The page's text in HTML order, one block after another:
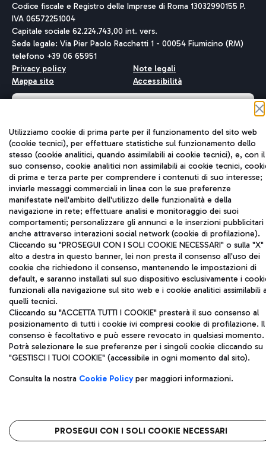
Codice fiscale e Registro delle Imprese di Roma 13032990155 P.
IVA 06572251004
Capitale sociale 62.224.743,00 int. vers.
Sede legale: Via Pier Paolo Racchetti 1 - 00054 Fiumicino (RM)
telefono +39 06 65951
Privacy policy
Note legali
Mappa sito
Accessibilità
QUALITÀ SOSTENIBILITÀ INNOVAZIONE
Utilizziamo cookie di prima parte per il funzionamento del sito web
(cookie tecnici), per effettuare statistiche sul funzionamento dello
stesso (cookie analitici, quando assimilabili ai cookie tecnici), e, con il
suo consenso, cookie analitici non assimilabili ai cookie tecnici,
di prima e terza parte per comprendere i contenuti di suo interesse;
inviarle messaggi commerciali in linea con le sue preferenze
manifestate nell'ambito dell'utilizzo delle funzionalità e della
navigazione in rete; effettuare analisi e monitoraggio dei suoi
comportamenti; personalizzare gli annunci e le inserzioni pubblicitari
anche attraverso interazioni social network (cookie di profilazione).
Cliccando su "PROSEGUI CON I SOLI COOKIE NECESSARI" o sulla "X"
alto a destra in questo banner, lei non presta il consenso all'uso dei
cookie che richiedono il consenso, mantenendo le impostazioni di
default, e saranno installati sul suo dispositivo esclusivamente i
funzionali alla navigazione sul sito web e i cookie analitici assimilabili
quelli tecnici.
Cliccando su "ACCETTA TUTTI I COOKIE" presterà il suo consenso al
posizionamento di tutti i cookie ivi compresi cookie di profilazione. Il
consenso è facoltativo e può essere revocato in qualsiasi momento.
Potrà selezionare le sue preferenze per i singoli cookie cliccando su
"GESTISCI I TUOI COOKIE" (accessibile in ogni momento dal sito).
Consulta la nostra Cookie Policyper maggiori informazioni.
PROSEGUI CON I SOLI COOKIE NECESSARI